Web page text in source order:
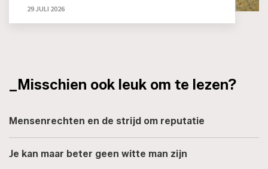
29 JULI 2026
_Misschien ook leuk om te lezen?
Mensenrechten en de strijd om reputatie
Je kan maar beter geen witte man zijn